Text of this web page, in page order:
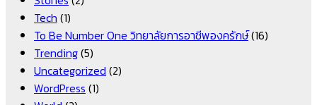
Tech (1)
To Be Number One วิทยาลัยการอาชีพองครักษ์(16)
Trending(5)
Uncategorized (2)
WordPress (1)